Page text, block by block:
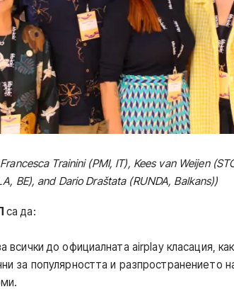
Trainini (PMI, IT), Kees van Weijen
BE), and Dario Draštata (RUNDA, Balkans))
са да:
всички до официалната airplay класация,
за популярността и разпространението